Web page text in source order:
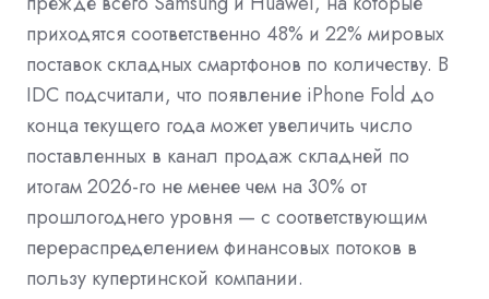
приходятся соответственно 48% и 22% мировых
поставок складных смартфонов по количеству. В
IDC подсчитали, что появление iPhone Fold до
конца текущего года может увеличить число
поставленных в канал продаж складней по
итогам 2026-го не менее чем на 30% от
прошлогоднего уровня — с соответствующим
перераспределением финансовых потоков в
пользу купертинской компании.